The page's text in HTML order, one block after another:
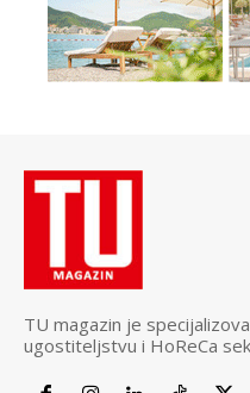
TU magazin je
ugostiteljstvu i HoReCa